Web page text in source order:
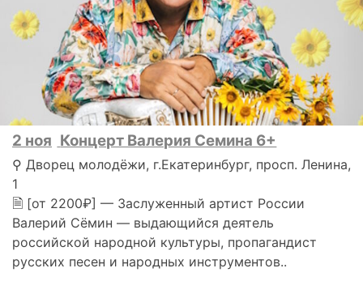
2 ноя Концерт Валерия Семина 6+
⚲ Дворец молодёжи, г.Екатеринбург, просп. Ленина,
1
🗎 [от 2200₽] — Заслуженный артист России
Валерий Сёмин — выдающийся деятель
российской народной культуры, пропагандист
русских песен и народных инструментов..